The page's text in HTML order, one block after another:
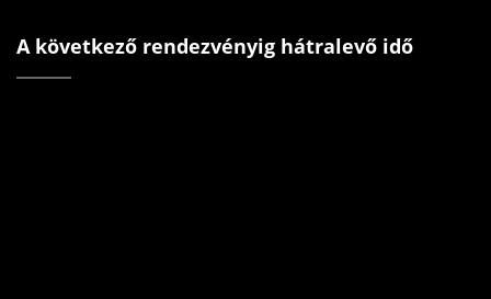
A következő rendezvényig hátralevő idő